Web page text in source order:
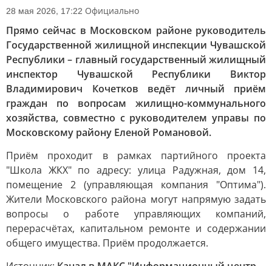
28 мая 2026, 17:22 Официально
Прямо сейчас в Московском районе руководитель
Государственной жилищной инспекции Чувашской
Республики – главный государственный жилищный
инспектор Чувашской Республики Виктор
Владимирович Кочетков ведёт личный приём
граждан по вопросам жилищно-коммунального
хозяйства, совместно с руководителем управы по
Московскому району Еленой Романовой.
Приём проходит в рамках партийного проекта
"Школа ЖКХ" по адресу: улица Радужная, дом 14,
помещение 2 (управляющая компания "Оптима").
Жители Московского района могут напрямую задать
вопросы о работе управляющих компаний,
перерасчётах, капитальном ремонте и содержании
общего имущества. Приём продолжается.